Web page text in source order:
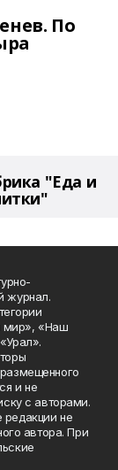
По
"Еда и
журнал.
мир», «Наш
и не
с авторами.
не
автора. При